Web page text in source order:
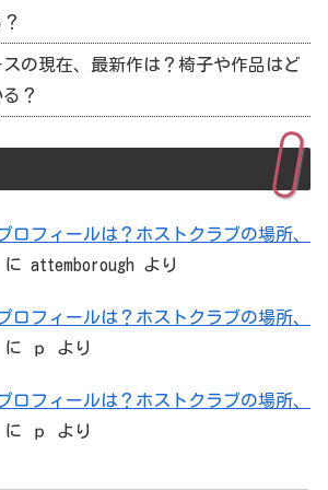
の現在、最新作は？椅子や作品はど
？
ロフィールは？ホストクラブの場所、
に attemborough より
ロフィールは？ホストクラブの場所、
に ｐ より
ロフィールは？ホストクラブの場所、
に ｐ より